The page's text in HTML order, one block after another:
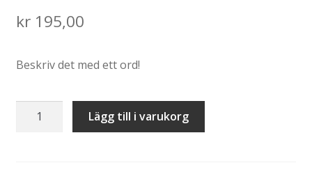
kr195,00
Beskriv det med ett ord!
Mugg:
Lägg till i varukorg